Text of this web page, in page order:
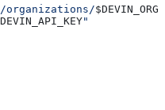
"